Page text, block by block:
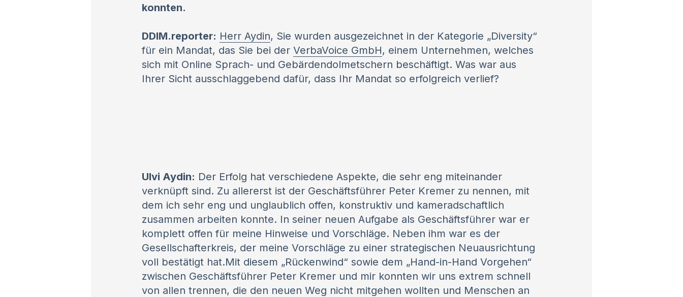
konnten.
DDIM.reporter: Herr Aydin, Sie wurden ausgezeichnet in der Kategorie „Diversity“
für ein Mandat, das Sie bei der VerbaVoice GmbH, einem Unternehmen, welches
sich mit Online Sprach- und Gebärdendolmetschern beschäftigt. Was war aus
Ihrer Sicht ausschlaggebend dafür, dass Ihr Mandat so erfolgreich verlief?
Ulvi Aydin: Der Erfolg hat verschiedene Aspekte, die sehr eng miteinander
verknüpft sind. Zu allererst ist der Geschäftsführer Peter Kremer zu nennen, mit
dem ich sehr eng und unglaublich offen, konstruktiv und kameradschaftlich
zusammen arbeiten konnte. In seiner neuen Aufgabe als Geschäftsführer war er
komplett offen für meine Hinweise und Vorschläge. Neben ihm war es der
Gesellschafterkreis, der meine Vorschläge zu einer strategischen Neuausrichtung
voll bestätigt hat.Mit diesem „Rückenwind“ sowie dem „Hand-in-Hand Vorgehen“
zwischen Geschäftsführer Peter Kremer und mir konnten wir uns extrem schnell
von allen trennen, die den neuen Weg nicht mitgehen wollten und Menschen an